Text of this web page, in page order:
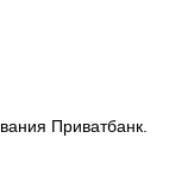
Приватбанк.